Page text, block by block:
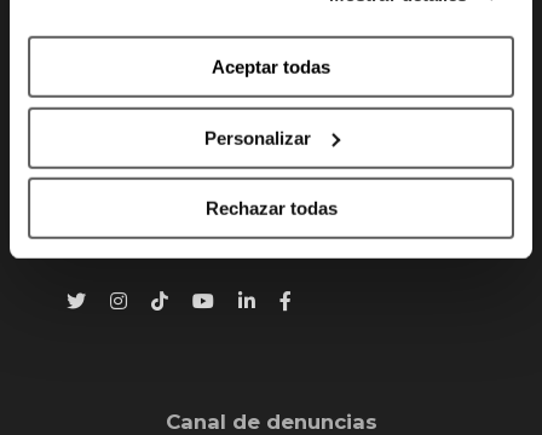
Aceptar todas
Personalizar
Rechazar todas
Gran Vía 80 - 48011 Bilbao, Bizkaia
info@bilbaobasket.biz
(+34) 944 70 06 78
Canal de denuncias